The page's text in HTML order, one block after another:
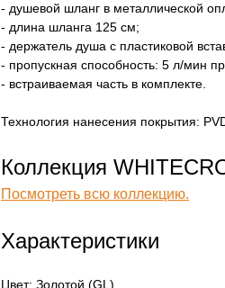
- душевой шланг в металлической
- длина шланга 125 см;
- держатель душа с пластиковой
- пропускная способность: 5 л/мин
- встраиваемая часть в комплекте.
Технология нанесения покрытия:
Коллекция
Посмотреть всю коллекцию.
Характеристики
Цвет: Золотой (GL)